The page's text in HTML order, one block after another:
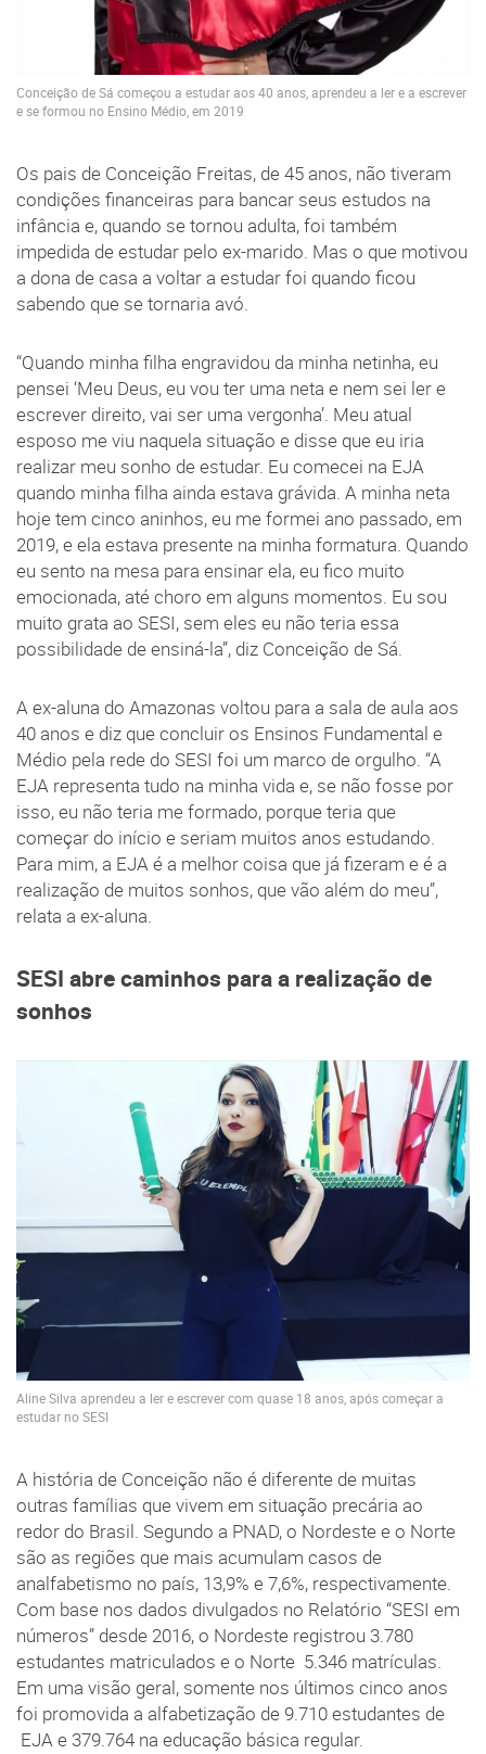
Conceição de Sá começou a estudar aos 40 anos, aprendeu a ler e a escrever
e se formou no Ensino Médio, em 2019
Os pais de Conceição Freitas, de 45 anos, não tiveram
condições financeiras para bancar seus estudos na
infância e, quando se tornou adulta, foi também
impedida de estudar pelo ex-marido. Mas o que motivou
a dona de casa a voltar a estudar foi quando ficou
sabendo que se tornaria avó.
“Quando minha filha engravidou da minha netinha, eu
pensei ‘Meu Deus, eu vou ter uma neta e nem sei ler e
escrever direito, vai ser uma vergonha’. Meu atual
esposo me viu naquela situação e disse que eu iria
realizar meu sonho de estudar. Eu comecei na EJA
quando minha filha ainda estava grávida. A minha neta
hoje tem cinco aninhos, eu me formei ano passado, em
2019, e ela estava presente na minha formatura. Quando
eu sento na mesa para ensinar ela, eu fico muito
emocionada, até choro em alguns momentos. Eu sou
muito grata ao SESI, sem eles eu não teria essa
possibilidade de ensiná-la”, diz Conceição de Sá.
A ex-aluna do Amazonas voltou para a sala de aula aos
40 anos e diz que concluir os Ensinos Fundamental e
Médio pela rede do SESI foi um marco de orgulho. “A
EJA representa tudo na minha vida e, se não fosse por
isso, eu não teria me formado, porque teria que
começar do início e seriam muitos anos estudando.
Para mim, a EJA é a melhor coisa que já fizeram e é a
realização de muitos sonhos, que vão além do meu”,
relata a ex-aluna.
SESI abre caminhos para a realização de
sonhos
Aline Silva aprendeu a ler e escrever com quase 18 anos, após começar a
estudar no SESI
A história de Conceição não é diferente de muitas
outras famílias que vivem em situação precária ao
redor do Brasil. Segundo a PNAD, o Nordeste e o Norte
são as regiões que mais acumulam casos de
analfabetismo no país, 13,9% e 7,6%, respectivamente.
Com base nos dados divulgados no Relatório “SESI em
números” desde 2016, o Nordeste registrou 3.780
estudantes matriculados e o Norte 5.346 matrículas.
Em uma visão geral, somente nos últimos cinco anos
foi promovida a alfabetização de 9.710 estudantes de
EJA e 379.764 na educação básica regular.